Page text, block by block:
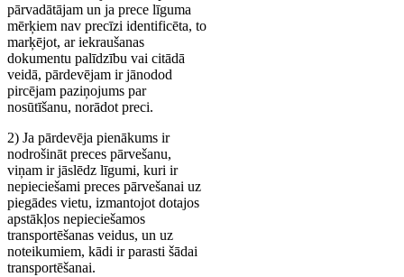
pārvadātājam un ja prece līguma
mērķiem nav precīzi identificēta, to
marķējot, ar iekraušanas
dokumentu palīdzību vai citādā
veidā, pārdevējam ir jānodod
pircējam paziņojums par
nosūtīšanu, norādot preci.
2) Ja pārdevēja pienākums ir
nodrošināt preces pārvešanu,
viņam ir jāslēdz līgumi, kuri ir
nepieciešami preces pārvešanai uz
piegādes vietu, izmantojot dotajos
apstākļos nepieciešamos
transportēšanas veidus, un uz
noteikumiem, kādi ir parasti šādai
transportēšanai.